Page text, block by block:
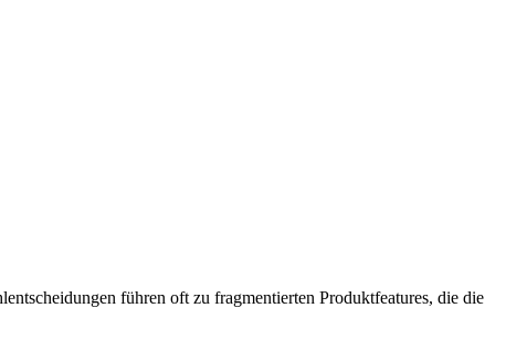
führen oft zu fragmentierten Produktfeatures, die die